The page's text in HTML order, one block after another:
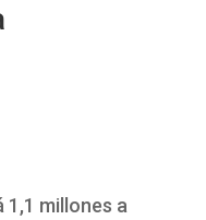
millones a